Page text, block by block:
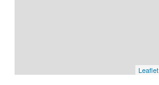
Leaflet